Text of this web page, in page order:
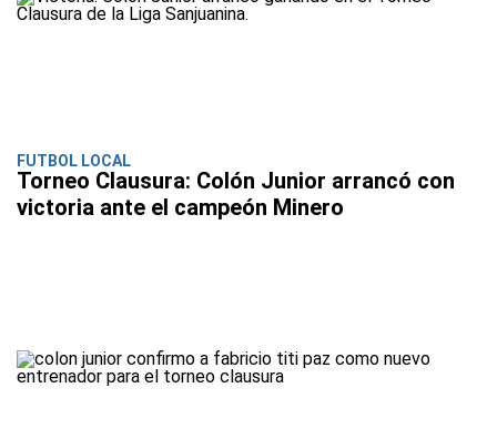
FUTBOL LOCAL
Torneo Clausura: Colón Junior arrancó con
victoria ante el campeón Minero